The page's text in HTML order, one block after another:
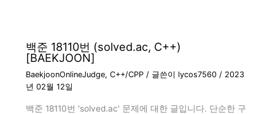
백준 18110번 (solved.ac, C++)
[BAEKJOON]
BaekjoonOnlineJudge, C++/CPP/ 글쓴이 lycos7560 / 2023
년 02월 12일
백준 18110번 'solved.ac' 문제에 대한 글입니다. 단순한 구